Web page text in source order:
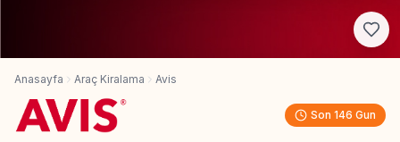
Anasayfa Araç Kiralama Avis
Son 146 Gun